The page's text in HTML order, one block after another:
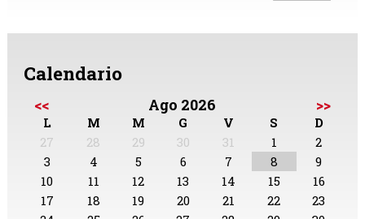
Calendario
<< Ago 2026 >>
L M M G V S
D
27
28 29 30 31 1
2
3
4 5 6 7 8
9
10
11 12 13 14 15
16
17
18 19 20 21 22
23